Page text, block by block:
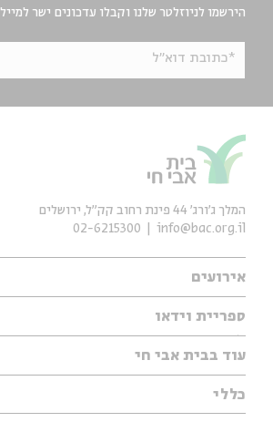
הירשמו לניוזלטר שלנו וקבלו עדכונים ישר למייל
*כתובת דוא"ל
אירועים
עיון
אנגלית
נוער
ספריית וידאו
ילדים
מוזיקה
עיון
מיוחדים
עוד בבית אבי חי
תערוכות
מיוחדים
כללי
המלך ג'ורג' 44 פינת רחוב קק״ל, ירושלים
info@bac.org.il
02-6215300